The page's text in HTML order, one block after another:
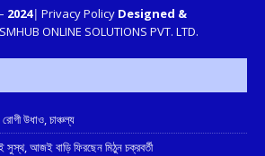
2024| Privacy Policy Designed &
ONLINE SOLUTIONS PVT. LTD.
উধাও, চাঞ্চল্য
আজই বাড়ি ফিরছেন মিঠুন চক্রবর্তী